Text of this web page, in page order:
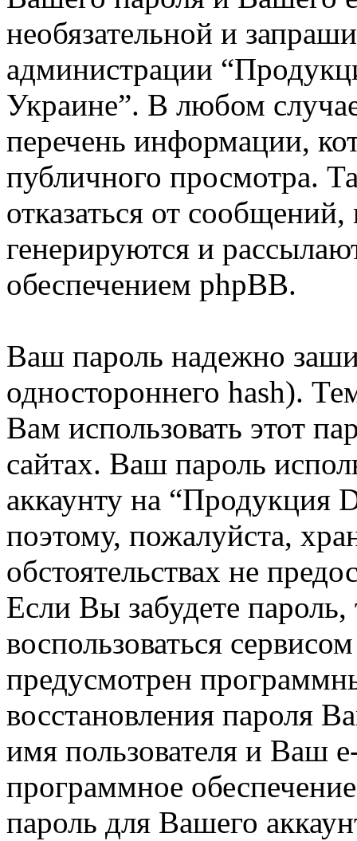
необязательной и
администрации
Украине”. В любом
перечень информации,
публичного просмотра.
отказаться от
генерируются и
обеспечением phpBB.
Ваш пароль надежно
одностороннего hash).
Вам использовать этот
сайтах. Ваш пароль
аккаунту на “Продукция
поэтому, пожалуйста,
обстоятельствах не
Если Вы забудете
воспользоваться
предусмотрен
восстановления пароля
имя пользователя и Ваш
программное
пароль для Вашего